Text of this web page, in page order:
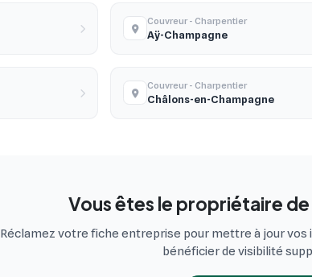
Couvreur - Charpentier
Aÿ-Champagne
Couvreur - Charpentier
Châlons-en-Champagne
Vous êtes le propriétaire
Réclamez votre fiche entreprise pour mettre à jour
bénéficier de visibilité